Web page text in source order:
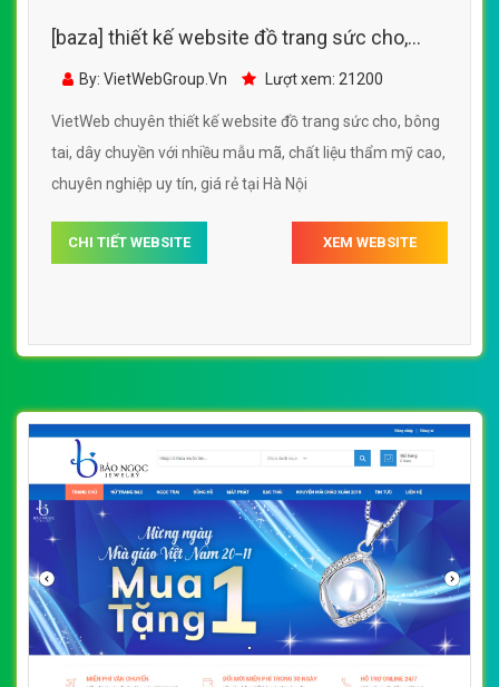
[baza] thiết kế website đồ trang sức cho,
bông tai, dây chuyền với nhiều mẫu mã, chất
By: VietWebGroup.Vn Lượt xem: 21200
VietWeb chuyên thiết kế website đồ trang sức cho, bông
tai, dây chuyền với nhiều mẫu mã, chất liệu thẩm mỹ cao,
chuyên nghiệp uy tín, giá rẻ tại Hà Nội
CHI TIẾT WEBSITE XEM WEBSITE